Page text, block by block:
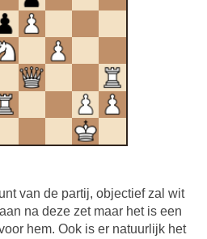
van de partij, objectief zal wit
na deze zet maar het is een
hem. Ook is er natuurlijk het